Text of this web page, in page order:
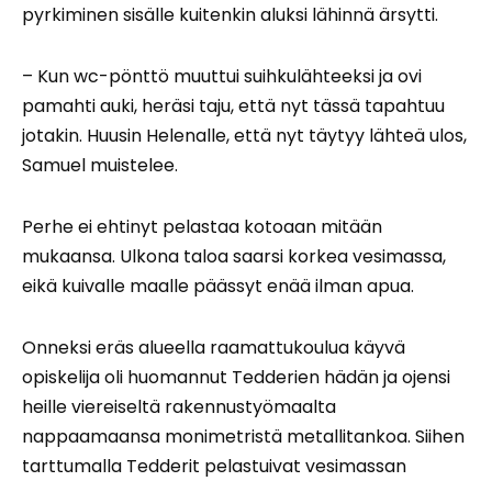
pyrkiminen sisälle kuitenkin aluksi lähinnä ärsytti.
– Kun wc-pönttö muuttui suihkulähteeksi ja ovi
pamahti auki, heräsi taju, että nyt tässä tapahtuu
jotakin. Huusin Helenalle, että nyt täytyy lähteä ulos,
Samuel muistelee.
Perhe ei ehtinyt pelastaa kotoaan mitään
mukaansa. Ulkona taloa saarsi korkea vesimassa,
eikä kuivalle maalle päässyt enää ilman apua.
Onneksi eräs alueella raamattukoulua käyvä
opiskelija oli huomannut Tedderien hädän ja ojensi
heille viereiseltä rakennustyömaalta
nappaamaansa monimetristä metallitankoa. Siihen
tarttumalla Tedderit pelastuivat vesimassan